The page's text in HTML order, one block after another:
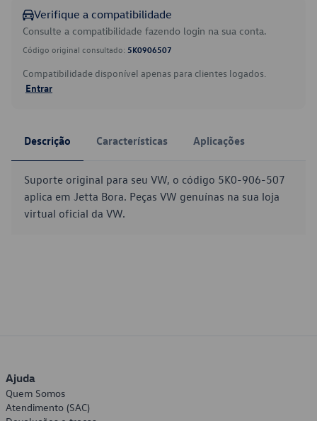
Verifique a compatibilidade
Consulte a compatibilidade fazendo login na sua conta.
Código original consultado: 5K0906507
Compatibilidade disponível apenas para clientes logados.
Entrar
Descrição Características Aplicações
Suporte original para seu VW, o código 5K0-906-507
aplica em Jetta Bora. Peças VW genuínas na sua loja
virtual oficial da VW.
Ajuda
Quem Somos
Atendimento (SAC)